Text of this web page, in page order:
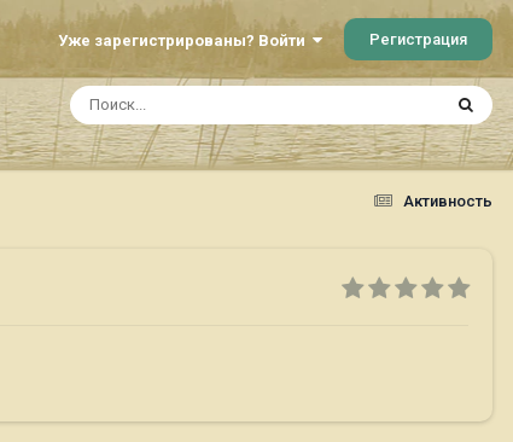
Уже зарегистрированы? Войти Регистрация
Активность